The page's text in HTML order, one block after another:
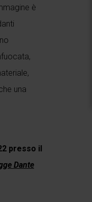
è
una
presso il
Dante